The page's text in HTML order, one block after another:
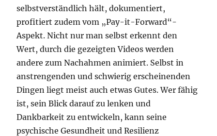
selbstverständlich hält, dokumentiert,
profitiert zudem vom „Pay-it-Forward“-
Aspekt. Nicht nur man selbst erkennt den
Wert, durch die gezeigten Videos werden
andere zum Nachahmen animiert. Selbst in
anstrengenden und schwierig erscheinenden
Dingen liegt meist auch etwas Gutes. Wer fähig
ist, sein Blick darauf zu lenken und
Dankbarkeit zu entwickeln, kann seine
psychische Gesundheit und Resilienz